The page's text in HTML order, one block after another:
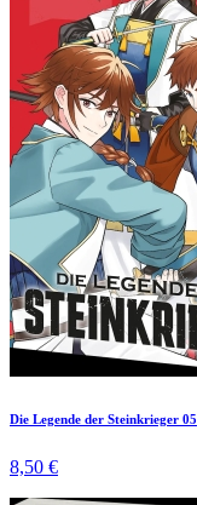
Die Legende der Steinkrieger 05
8,50 €